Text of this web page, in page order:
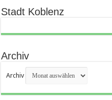
Stadt Koblenz
Archiv
Archiv